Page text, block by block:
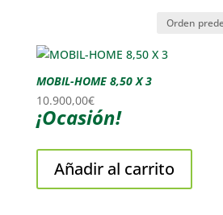
MOBIL-HOME 8,50 X 3
10.900,00€
¡Ocasión!
Añadir al carrito